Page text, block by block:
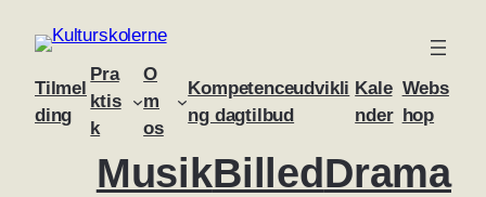
Tilmel
ding
Pra
ktis
k
O
m
os
Kompetenceudvikli
ng dagtilbud
Kale
nder
Webs
hop
MusikBilledDrama